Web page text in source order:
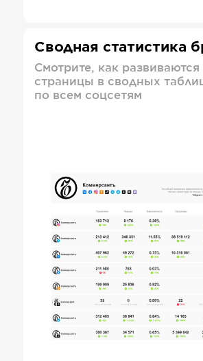
Сводная статистика
Смотрите, как
страницы в сводных
по всем соцсетям